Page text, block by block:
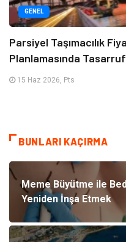
GENEL
Parsiyel Taşımacılık
Planlamasında
15 Haz 2026, Pts
BUNLARI KAÇIRMA
Meme Büyütme ile
Yeniden İnşa Etmek